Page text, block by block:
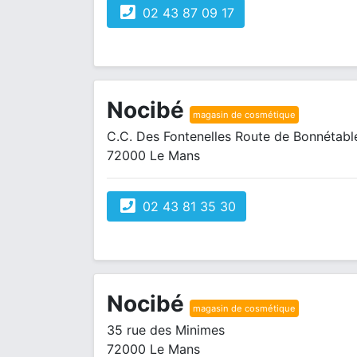
02 43 87 09 17
Nocibé magasin de cosmétique
C.C. Des Fontenelles Route de
72000 Le Mans
02 43 81 35 30
Nocibé magasin de cosmétique
35 rue des Minimes
72000 Le Mans